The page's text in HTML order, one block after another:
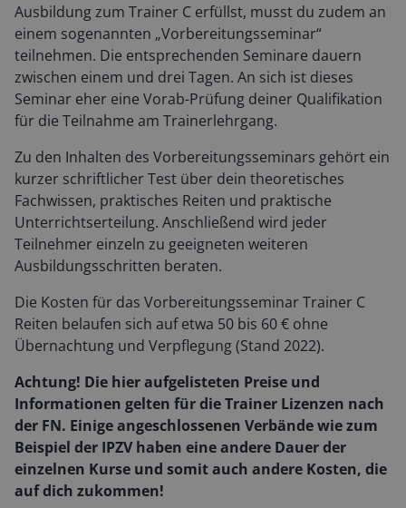
Ausbildung zum Trainer C erfüllst, musst du zudem an
einem sogenannten „Vorbereitungsseminar“
teilnehmen. Die entsprechenden Seminare dauern
zwischen einem und drei Tagen. An sich ist dieses
Seminar eher eine Vorab-Prüfung deiner Qualifikation
für die Teilnahme am Trainerlehrgang.
Zu den Inhalten des Vorbereitungsseminars gehört ein
kurzer schriftlicher Test über dein theoretisches
Fachwissen, praktisches Reiten und praktische
Unterrichtserteilung. Anschließend wird jeder
Teilnehmer einzeln zu geeigneten weiteren
Ausbildungsschritten beraten.
Die Kosten für das Vorbereitungsseminar Trainer C
Reiten belaufen sich auf etwa 50 bis 60 € ohne
Übernachtung und Verpflegung (Stand 2022).
Achtung! Die hier aufgelisteten Preise und
Informationen gelten für die Trainer Lizenzen nach
der FN. Einige angeschlossenen Verbände wie zum
Beispiel der IPZV haben eine andere Dauer der
einzelnen Kurse und somit auch andere Kosten, die
auf dich zukommen!